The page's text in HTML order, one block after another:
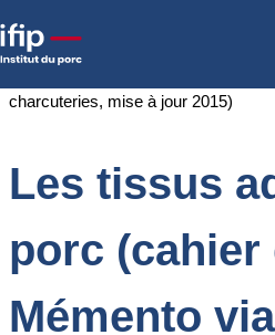
Accueil
Les tissus
Mémento viandes et charcuteries,
Les tissus
porc (cahier
Mémento